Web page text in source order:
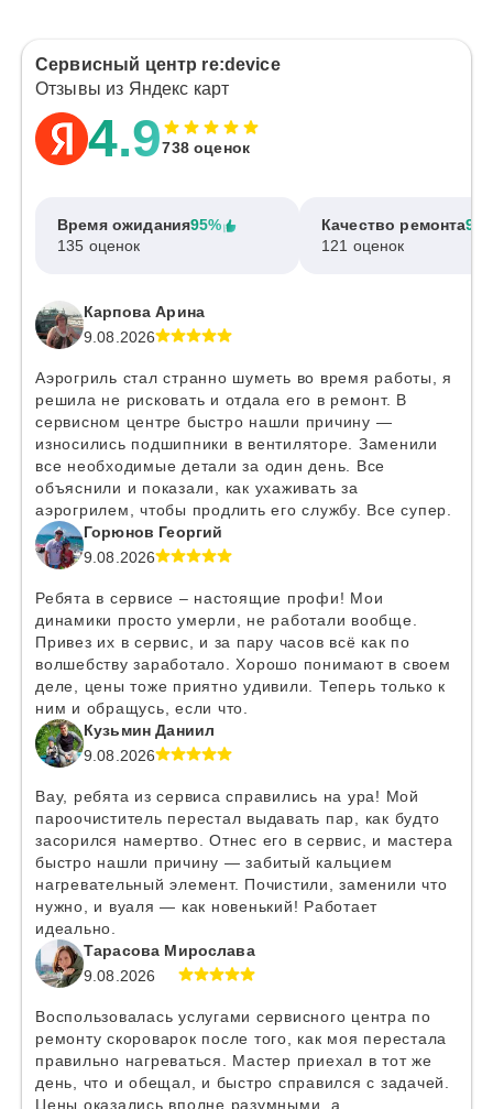
Сервисный центр re:device
Отзывы из Яндекс карт
4.9738 оценок
Время ожидания95%
135 оценок
Качество ремонта
121 оценок
Карпова Арина
9.08.2026
Аэрогриль стал странно шуметь во время работы, я
решила не рисковать и отдала его в ремонт. В
сервисном центре быстро нашли причину —
износились подшипники в вентиляторе. Заменили
все необходимые детали за один день. Все
объяснили и показали, как ухаживать за
аэрогрилем, чтобы продлить его службу. Все супер.
Горюнов Георгий
9.08.2026
Ребята в сервисе – настоящие профи! Мои
динамики просто умерли, не работали вообще.
Привез их в сервис, и за пару часов всё как по
волшебству заработало. Хорошо понимают в своем
деле, цены тоже приятно удивили. Теперь только к
ним и обращусь, если что.
Кузьмин Даниил
9.08.2026
Вау, ребята из сервиса справились на ура! Мой
пароочиститель перестал выдавать пар, как будто
засорился намертво. Отнес его в сервис, и мастера
быстро нашли причину — забитый кальцием
нагревательный элемент. Почистили, заменили что
нужно, и вуаля — как новенький! Работает
идеально.
Тарасова Мирослава
9.08.2026
Воспользовалась услугами сервисного центра по
ремонту скороварок после того, как моя перестала
правильно нагреваться. Мастер приехал в тот же
день, что и обещал, и быстро справился с задачей.
Цены оказались вполне разумными, а